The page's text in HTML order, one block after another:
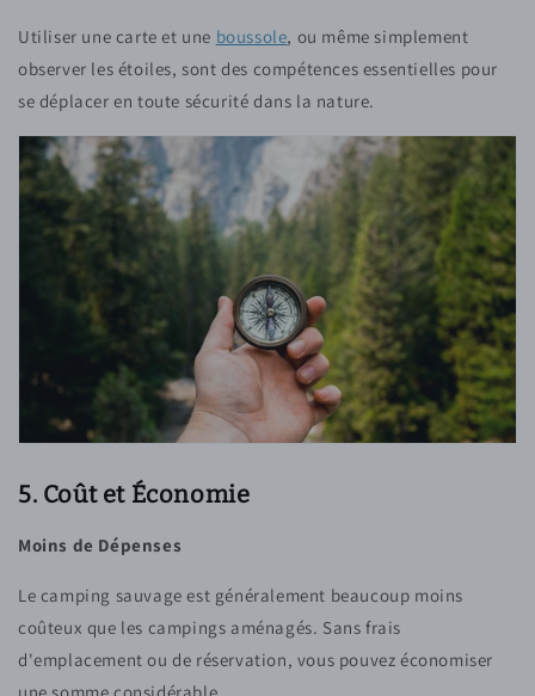
Utiliser une carte et une boussole, ou même simplement
observer les étoiles, sont des compétences essentielles pour
se déplacer en toute sécurité dans la nature.
5. Coût et Économie
Moins de Dépenses
Le camping sauvage est généralement beaucoup moins
coûteux que les campings aménagés. Sans frais
d'emplacement ou de réservation, vous pouvez économiser